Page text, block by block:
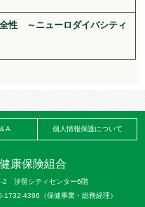
性 ～ニューロダイバシティ
A 個人情報保護について
康保険組合
汐留シティセンター6階
4396（保健事業・総務経理）